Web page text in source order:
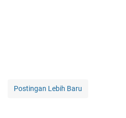
Postingan Lebih Baru